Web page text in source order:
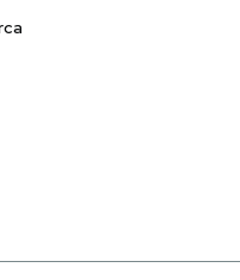
Consumismi